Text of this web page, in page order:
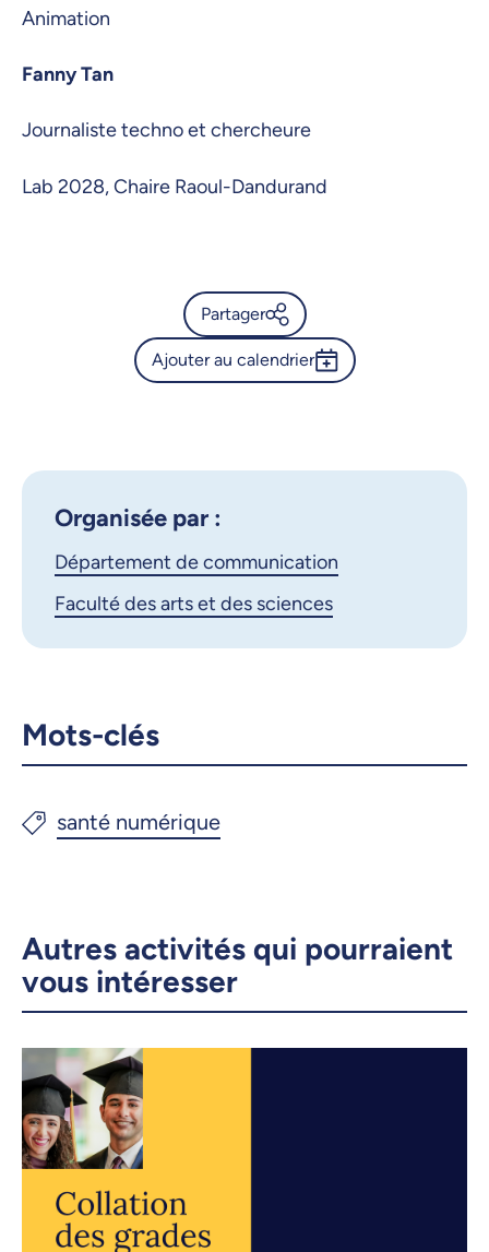
Animation
Fanny Tan
Journaliste techno et chercheure
Lab 2028, Chaire Raoul-Dandurand
Partager
Calendrier de l’Université de
X.com
LinkedIn
Ajouter au calendrier
Organisée par :
Département de communication
Faculté des arts et des sciences
Mots-clés
Autres activités qui pourraient
vous intéresser